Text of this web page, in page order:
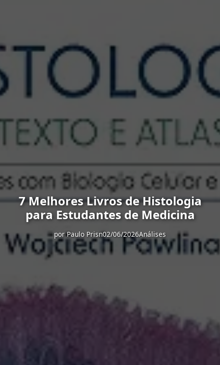
7 Melhores Livros de Histologia
para Estudantes de Medicina
porPaulo Prisn02/06/2026Análises